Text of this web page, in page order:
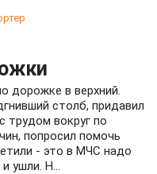
дорожке в верхний.
столб, придавил
трудом вокруг по
попросил помочь
- это в МЧС надо
ушли. Н...